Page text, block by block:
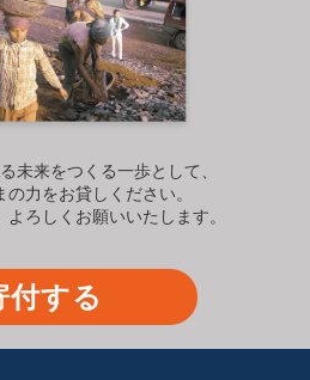
未来をつくる一歩として、
力をお貸しください。
ろしくお願いいたします。
付する